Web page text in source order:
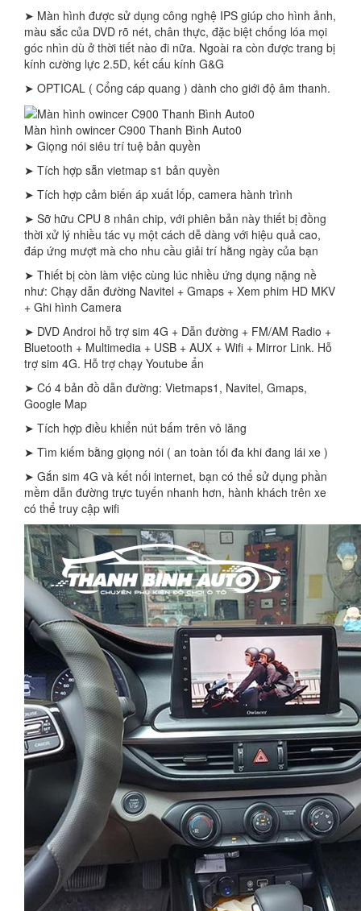
➤ Màn hình được sử dụng công nghệ IPS giúp cho hình ảnh,
màu sắc của DVD rõ nét, chân thực, đặc biệt chống lóa mọi
góc nhìn dù ở thời tiết nào đi nữa. Ngoài ra còn được trang bị
kính cường lực 2.5D, kết cấu kính G&G
➤ OPTICAL ( Cổng cáp quang ) dành cho giới độ âm thanh.
Màn hình owincer C900 Thanh Bình Auto0
➤ Giọng nói siêu trí tuệ bản quyền
➤ Tích hợp sẵn vietmap s1 bản quyền
➤ Tích hợp cảm biến áp xuất lốp, camera hành trình
➤ Sỡ hữu CPU 8 nhân chip, với phiên bản này thiết bị đồng
thời xử lý nhiều tác vụ một cách dễ dàng với hiệu quả cao,
đáp ứng mượt mà cho nhu cầu giải trí hằng ngày của bạn
➤ Thiết bị còn làm việc cùng lúc nhiều ứng dụng nặng nề
như: Chạy dẫn đường Navitel + Gmaps + Xem phim HD MKV
+ Ghi hình Camera
➤ DVD Androi hỗ trợ sim 4G + Dẫn đường + FM/AM Radio +
Bluetooth + Multimedia + USB + AUX + Wifi + Mirror Link. Hỗ
trợ sim 4G. Hỗ trợ chạy Youtube ẩn
➤ Có 4 bản đồ dẫn đường: Vietmaps1, Navitel, Gmaps,
Google Map
➤ Tích hợp điều khiển nút bấm trên vô lăng
➤ Tìm kiếm bằng giọng nói ( an toàn tối đa khi đang lái xe )
➤ Gắn sim 4G và kết nối internet, bạn có thể sử dụng phần
mềm dẫn đường trực tuyến nhanh hơn, hành khách trên xe
có thể truy cập wifi